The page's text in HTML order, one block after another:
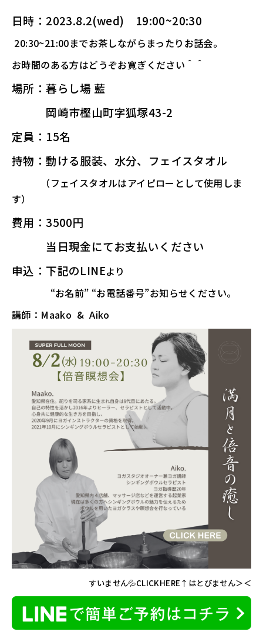
日時：2023.8.2(wed) 19:00~20:30
20:30~21:00までお茶しながらまったりお話会。
お時間のある方はどうぞお寛ぎください＾＾
場所：暮らし場 藍
岡崎市樫山町字狐塚43-2
定員：15名
持物：動ける服装、水分、フェイスタオル
（フェイスタオルはアイピローとして使用しま
す）
費用：3500円
当日現金にてお支払いください
申込：下記のLINEより
“お名前” “お電話番号”お知らせください。
講師：Maako & Aiko
すいません💦CLICKHERE↑はとびません＞＜